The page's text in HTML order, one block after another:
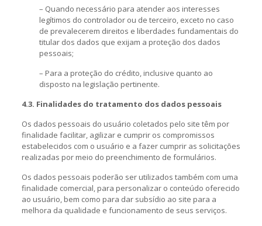
– Quando necessário para atender aos interesses
legítimos do controlador ou de terceiro, exceto no caso
de prevalecerem direitos e liberdades fundamentais do
titular dos dados que exijam a proteção dos dados
pessoais;
– Para a proteção do crédito, inclusive quanto ao
disposto na legislação pertinente.
4.3. Finalidades do tratamento dos dados pessoais
Os dados pessoais do usuário coletados pelo site têm por
finalidade facilitar, agilizar e cumprir os compromissos
estabelecidos com o usuário e a fazer cumprir as solicitações
realizadas por meio do preenchimento de formulários.
Os dados pessoais poderão ser utilizados também com uma
finalidade comercial, para personalizar o conteúdo oferecido
ao usuário, bem como para dar subsídio ao site para a
melhora da qualidade e funcionamento de seus serviços.